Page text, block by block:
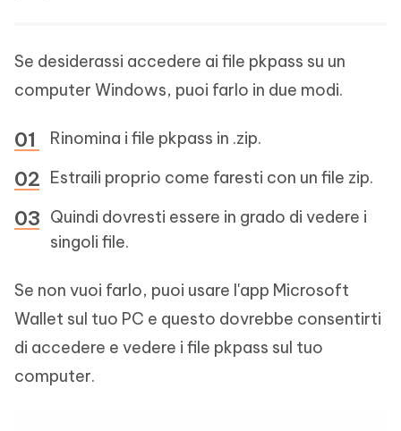
Se desiderassi accedere ai file pkpass su un
computer Windows, puoi farlo in due modi.
Rinomina i file pkpass in .zip.
Estraili proprio come faresti con un file zip.
Quindi dovresti essere in grado di vedere i
singoli file.
Se non vuoi farlo, puoi usare l'app Microsoft
Wallet sul tuo PC e questo dovrebbe consentirti
di accedere e vedere i file pkpass sul tuo
computer.